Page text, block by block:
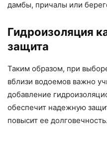
дамбы, причалы или
Гидроизоляция
защита
Таким образом, при
вблизи водоемов важно
добавление
обеспечит надежную
повысит ее долговечность.